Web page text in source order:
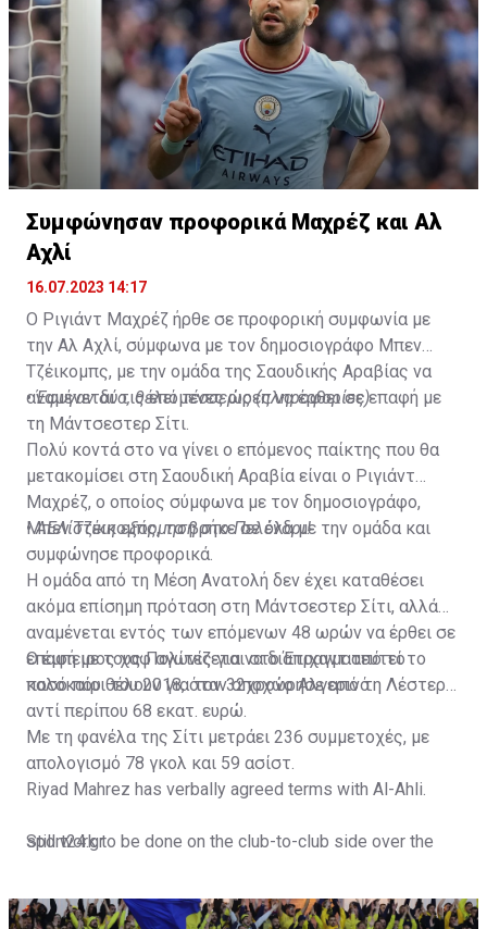
Συμφώνησαν προφορικά Μαχρέζ και Αλ
Αχλί
16.07.2023 14:17
Ο Ριγιάντ Μαχρέζ ήρθε σε προφορική συμφωνία με
την Αλ Αχλί, σύμφωνα με τον δημοσιογράφο Μπεν
Τζέικομπς, με την ομάδα της Σαουδικής Αραβίας να
αναμένεται τις επόμενες ώρες να έρθει σε επαφή με
τη Μάντσεστερ Σίτι.
•Έφυγαν δύο, θέλει τέσσερις (πληροφορίες)
Πολύ κοντά στο να γίνει ο επόμενος παίκτης που θα
μετακομίσει στη Σαουδική Αραβία είναι ο Ριγιάντ
Μαχρέζ, ο οποίος σύμφωνα με τον δημοσιογράφο,
Μπεν Τζέικομπς, τα βρήκε σε όλα με την ομάδα και
συμφώνησε προφορικά.
•ΑΕΛίστικη εξόρμηση στο Πελένδρι!
Η ομάδα από τη Μέση Ανατολή δεν έχει καταθέσει
ακόμα επίσημη πρόταση στη Μάντσεστερ Σίτι, αλλά
αναμένεται εντός των επόμενων 48 ωρών να έρθει σε
επαφή με τους Πολίτες για να διαπραγματευτεί το
ποσό που θέλουν για τον 32χρονο Αλγερινό.
Ο έμπειρος χαφ αγωνίζεται στο Έτιχαντ από το
καλοκαίρι του 2018, όταν αποχώρησε από τη Λέστερ
αντί περίπου 68 εκατ. ευρώ.
Με τη φανέλα της Σίτι μετράει 236 συμμετοχές, με
απολογισμό 78 γκολ και 59 ασίστ.
Riyad Mahrez has verbally agreed terms with Al-Ahli.
Still work to be done on the club-to-club side over the
Not a done deal yet, but Mahrez is keen on the move and
sport24.gr